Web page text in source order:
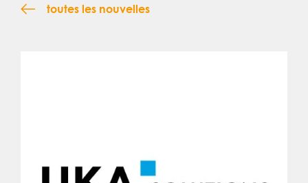
toutes les nouvelles